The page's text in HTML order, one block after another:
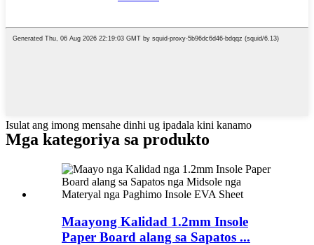
Isulat ang imong mensahe dinhi ug ipadala kini kanamo
Mga kategoriya sa produkto
Maayong Kalidad 1.2mm Insole
Paper Board alang sa Sapatos ...